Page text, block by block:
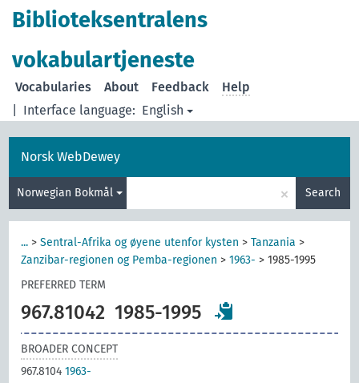
Biblioteksentralens
vokabulartjeneste
Interface language: English
Vocabularies About Feedback Help
Norsk WebDewey
Norwegian Bokmål × Search
... >Sentral-Afrika og øyene utenfor kysten >Tanzania >
Zanzibar-regionen og Pemba-regionen >1963- >1985-1995
PREFERRED TERM
967.81042 1985-1995
BROADER CONCEPT
967.81041963-